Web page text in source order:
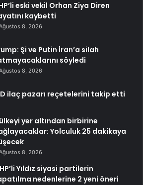
eski vekil Orhan Ziya Diren
kaybetti
8, 2026
Şi ve Putin İran’a silah
söyledi
8, 2026
ilaç pazarı reçetelerini takip etti
yer altından birbirine
Yolculuk 25 dakikaya
8, 2026
Yıldız siyasi partilerin
nedenlerine 2 yeni öneri